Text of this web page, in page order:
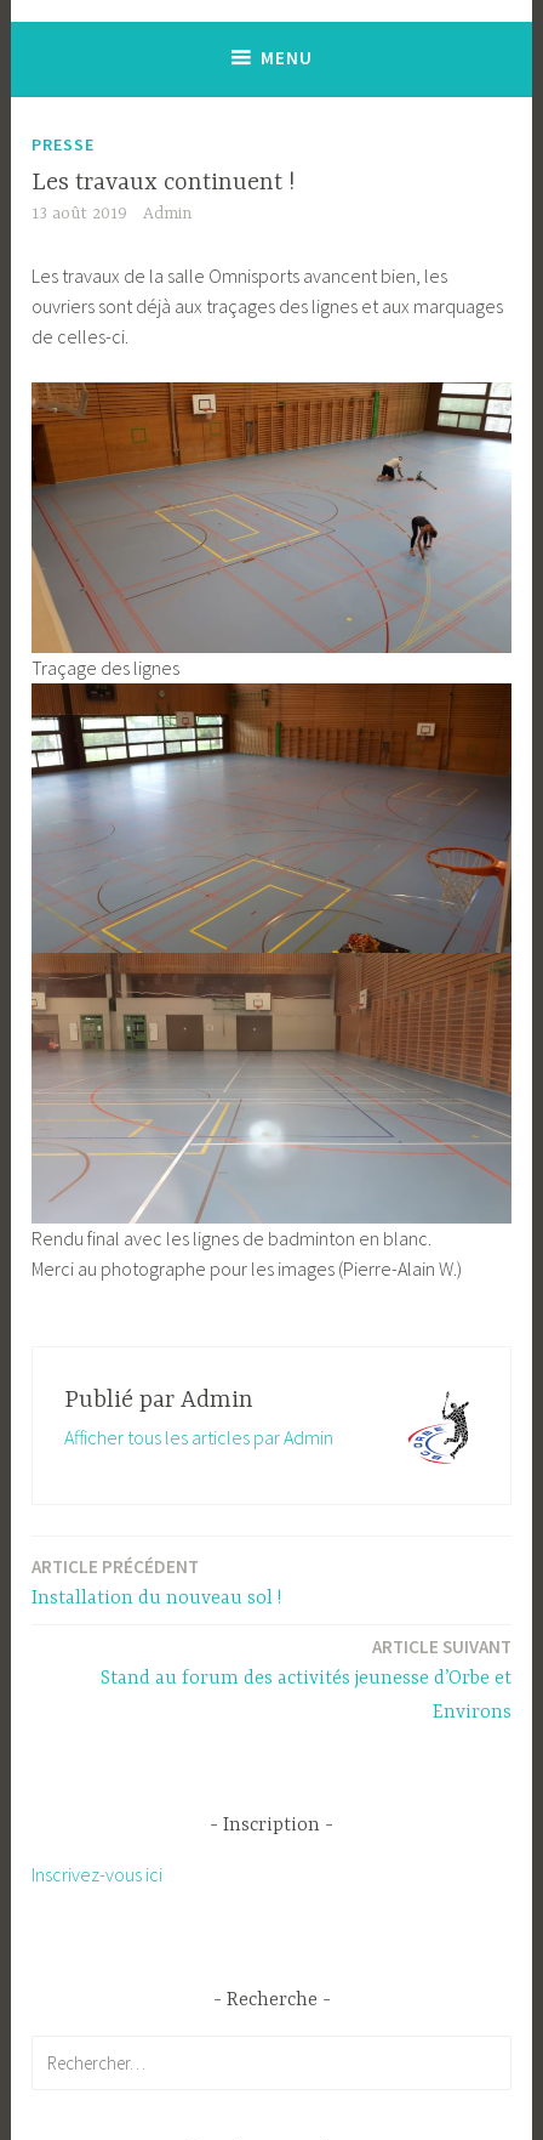
MENU
PRESSE
Les travaux continuent !
13 août 2019 Admin
Les travaux de la salle Omnisports avancent bien, les
ouvriers sont déjà aux traçages des lignes et aux marquages
de celles-ci.
Traçage des lignes
Rendu final avec les lignes de badminton en blanc.
Merci au photographe pour les images (Pierre-Alain W.)
Publié par Admin
Afficher tous les articles par Admin
Navigation
ARTICLE PRÉCÉDENT
Installation du nouveau sol !
ARTICLE SUIVANT
Stand au forum des activités jeunesse d’Orbe et
Environs
Inscription
Inscrivez-vous ici
Recherche